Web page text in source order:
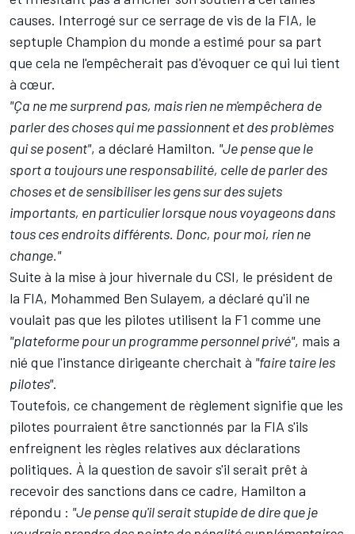
causes. Interrogé sur ce serrage de vis de la FIA, le
septuple Champion du monde a estimé pour sa part
que cela ne l'empêcherait pas d'évoquer ce qui lui tient
à cœur.
"Ça ne me surprend pas, mais rien ne m'empêchera de
parler des choses qui me passionnent et des problèmes
qui se posent", a déclaré Hamilton. "Je pense que le
sport a toujours une responsabilité, celle de parler des
choses et de sensibiliser les gens sur des sujets
importants, en particulier lorsque nous voyageons dans
tous ces endroits différents. Donc, pour moi, rien ne
change."
Suite à la mise à jour hivernale du CSI, le président de
la FIA, Mohammed Ben Sulayem, a déclaré qu'il ne
voulait pas que les pilotes utilisent la F1 comme une
"plateforme pour un programme personnel privé", mais a
nié que l'instance dirigeante cherchait à "faire taire les
pilotes".
Toutefois, ce changement de règlement signifie que les
pilotes pourraient être sanctionnés par la FIA s'ils
enfreignent les règles relatives aux déclarations
politiques. À la question de savoir s'il serait prêt à
recevoir des sanctions dans ce cadre, Hamilton a
répondu : "Je pense qu'il serait stupide de dire que je